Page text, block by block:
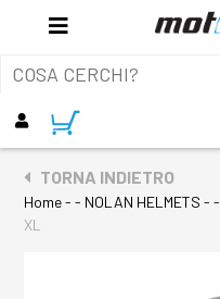
TORNA INDIETRO
Home- - NOLAN HELMETS - -
XL